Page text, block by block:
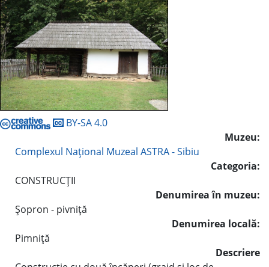
BY-SA 4.0
Muzeu:
Complexul Naţional Muzeal ASTRA - Sibiu
Categoria:
CONSTRUCŢII
Denumirea în muzeu:
Şopron - pivniţă
Denumirea locală:
Pimniţă
Descriere